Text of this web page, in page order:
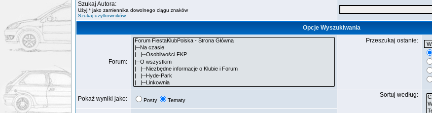
Szukaj Autora:
Użyj * jako zamiennika dowolnego ciągu znaków
Szukaj użytkowników
Opcje Wyszukiwania
Forum:
Przeszukaj ostanie:
Pokaż wyniki jako: Posty Tematy
Sortuj według: